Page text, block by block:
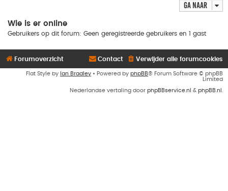
Ga naar
Wie is er online
Gebruikers op dit forum: Geen geregistreerde gebruikers en 1 gast
Forumoverzicht Verwijder alle forumcookies
Contact
Flat Style by Ian Bradley • Powered by phpBB® Forum Software © phpBB
Limited
Nederlandse vertaling door phpBBservice.nl & phpBB.nl .